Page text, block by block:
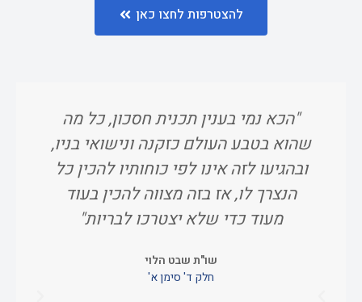
להצטרפות לחצו כאן
"הכא נמי בענין תכנית חסכון, כל מה
שהוא בטבע העולם כזקנה ונישואי בניו,
ובהגיעו לזה אינו לפי כוחותיו להכין כל
הנצרך לו, אז בזה מצווה להכין בעוד
מעוד כדי שלא יצטרכו לבריות"
שו"ת שבט הלוי
חלק ד' סימן א'